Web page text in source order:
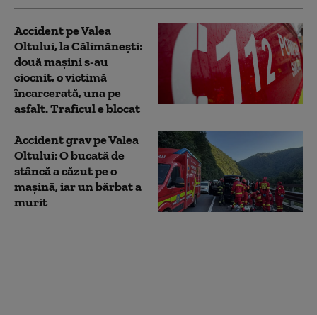
Accident pe Valea
Oltului, la Călimănești:
două mașini s-au
ciocnit, o victimă
încarcerată, una pe
asfalt. Traficul e blocat
Accident grav pe Valea
Oltului: O bucată de
stâncă a căzut pe o
mașină, iar un bărbat a
murit